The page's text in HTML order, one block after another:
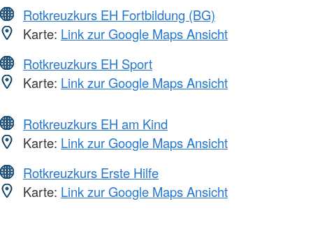
Rotkreuzkurs EH Fortbildung (BG)
Karte: Link zur Google Maps Ansicht
Rotkreuzkurs EH Sport
Karte: Link zur Google Maps Ansicht
Rotkreuzkurs EH am Kind
Karte: Link zur Google Maps Ansicht
Rotkreuzkurs Erste Hilfe
Karte: Link zur Google Maps Ansicht